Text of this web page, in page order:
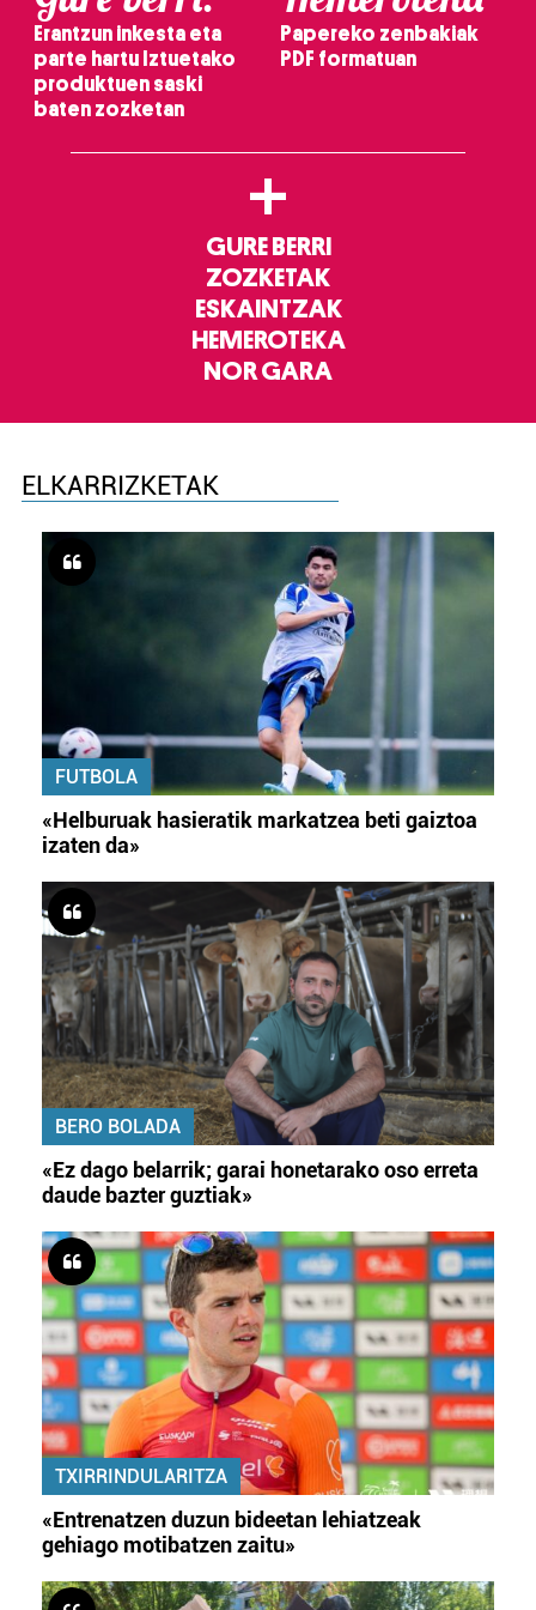
Erantzun inkesta eta
parte hartu Iztuetako
produktuen saski
baten zozketan
Papereko zenbakiak
PDF formatuan
+
GURE BERRI
ZOZKETAK
ESKAINTZAK
HEMEROTEKA
NOR GARA
ELKARRIZKETAK
FUTBOLA
«Helburuak hasieratik markatzea beti gaiztoa
izaten da»
BERO BOLADA
«Ez dago belarrik; garai honetarako oso erreta
daude bazter guztiak»
TXIRRINDULARITZA
«Entrenatzen duzun bideetan lehiatzeak
gehiago motibatzen zaitu»